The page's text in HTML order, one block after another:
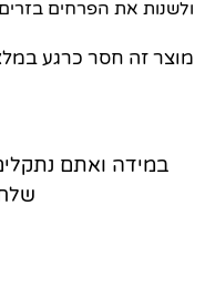
ולשנות את הפרחים
מוצר זה חסר כרגע במלאי
במידה ואתם